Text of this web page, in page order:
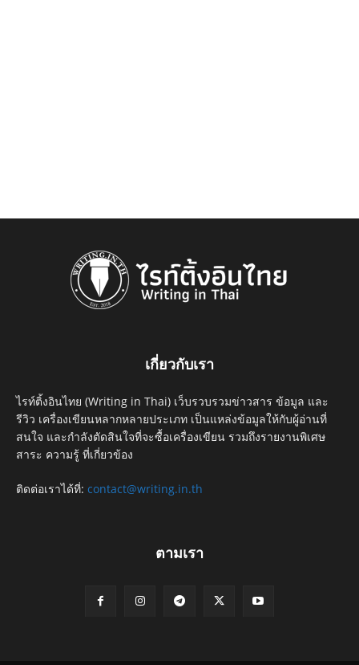
เกี่ยวกับเรา
ไรท์ติ้งอินไทย (Writing in Thai) เว็บรวบรวมข่าวสาร ข้อมูล และ
รีวิว เครื่องเขียนหลากหลายประเภท เป็นแหล่งข้อมูลให้กับผู้อ่านที่
สนใจ และกำลังตัดสินใจที่จะซื้อเครื่องเขียน รวมถึงรายงานพิเศษ
สาระ ความรู้ ที่เกี่ยวข้อง
ติดต่อเราได้ที่: contact@writing.in.th
ตามเรา